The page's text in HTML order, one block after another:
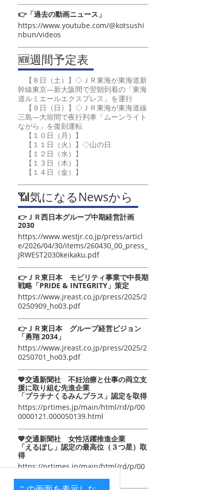
👉「過去の動画ニュース」
https://www.youtube.com/@kotsushi
nbun/videos
🆕週間予定表
【８日（土）】◇ＪＲ東海が東海道新
幹線東京―新大阪間で翌朝到着の「東海
道ルミエールエクスプレス」を運行
【９日（日）】◇ＪＲ東海が東海道線
三島―大垣間で夜行列車「ムーンライト
ながら」を復刻運転
【１０日（月）】
【１１日（火）】◇山の日
【１２日（水）】
【１３日（木）】
【１４日（金）】
📶気になるNewsから
👉ＪＲ西日本グループ中期経営計画
2030
https://www.westjr.co.jp/press/articl
e/2026/04/30/items/260430_00_press_
JRWEST2030keikaku.pdf
👉ＪＲ東日本 モビリティ事業で中長期
戦略「PRIDE & INTEGRITY」策定
https://www.jreast.co.jp/press/2025/2
0250909_ho03.pdf
👉ＪＲ東日本 グループ経営ビジョン
「勇翔 2034」
https://www.jreast.co.jp/press/2025/2
0250701_ho03.pdf
💖交通新聞社 不妊治療と仕事の両立支
援に取り組む先進企業
「プラチナくるみんプラス」認定を取得
https://prtimes.jp/main/html/rd/p/00
0000121.000050139.html
💖交通新聞社 女性活躍推進企業
「えるぼし」認定の最高位（３つ星）取
得
https://prtimes.jp/main/html/rd/p/00